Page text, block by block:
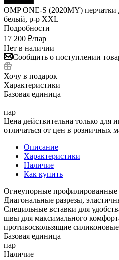
OMP ONE-S (2020MY) перчатки
белый, р-р XXL
Подробности
17 200 ₽/пар
Нет в наличии
Сообщить о поступлении
Хочу в подарок
Характеристики
Базовая единица
—
пар
Цена действительна только для
отличаться от цен в розничных
Описание
Характеристики
Наличие
Как купить
Огнеупорные профилированные
Диагональные разрезы,
Специльные вставки для
швы для максимального
противоскользящие
Базовая единица
пар
Наличие